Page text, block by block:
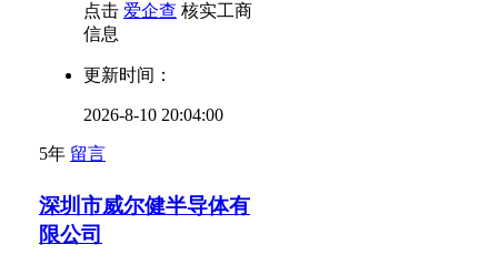
点击 爱企查 核实工商
信息
更新时间：
2026-8-10 20:04:00
5年 留言
深圳市威尔健半导体有
限公司